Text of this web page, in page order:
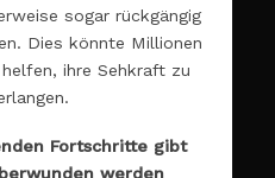
sogar rückgängig
Dies könnte Millionen
ihre Sehkraft zu
Fortschritte gibt
werden